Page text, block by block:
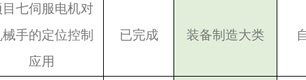
七伺服电机对
手的定位控制
应用
已完成 装备制造大类